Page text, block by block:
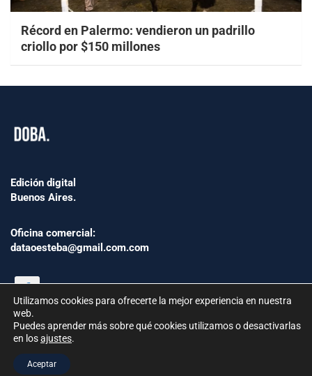
Récord en Palermo: vendieron un padrillo
criollo por $150 millones
Edición digital
Buenos Aires.
Oficina comercial:
dataoesteba@gmail.com.com
República Argentina | Todos los derechos reservados.
Utilizamos cookies para ofrecerte la mejor experiencia en nuestra
web.
Puedes aprender más sobre qué cookies utilizamos o desactivarlas
en losajustes.
Aceptar